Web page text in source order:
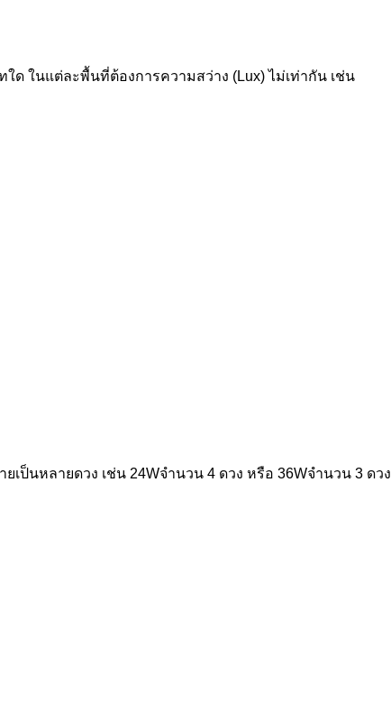
ด ในแต่ละพื้นที่ต้องการความสว่าง (Lux) ไม่เท่ากัน เช่น
ป็นหลายดวง เช่น 24Wจำนวน 4 ดวง หรือ 36Wจำนวน 3 ดวง